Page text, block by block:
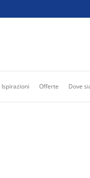
Ispirazioni Offerte Dove